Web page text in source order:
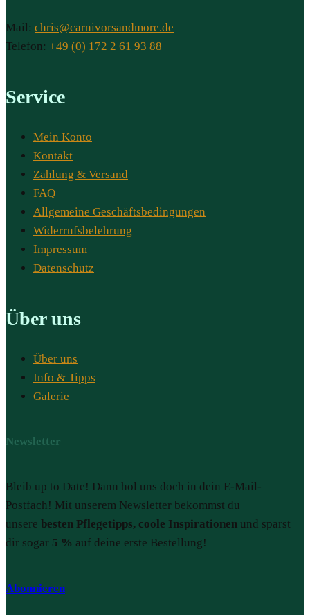
Mail: chris@carnivorsandmore.de
Telefon: +49 (0) 172 2 61 93 88
Service
Mein Konto
Kontakt
Zahlung & Versand
FAQ
Allgemeine Geschäftsbedingungen
Widerrufsbelehrung
Impressum
Datenschutz
Über uns
Über uns
Info & Tipps
Galerie
Newsletter
Bleib up to Date! Dann hol uns doch in dein E-Mail-
Postfach! Mit unserem Newsletter bekommst du
unsere besten Pflegetipps, coole Inspirationen und sparst
dir sogar 5 % auf deine erste Bestellung!
Abonnieren